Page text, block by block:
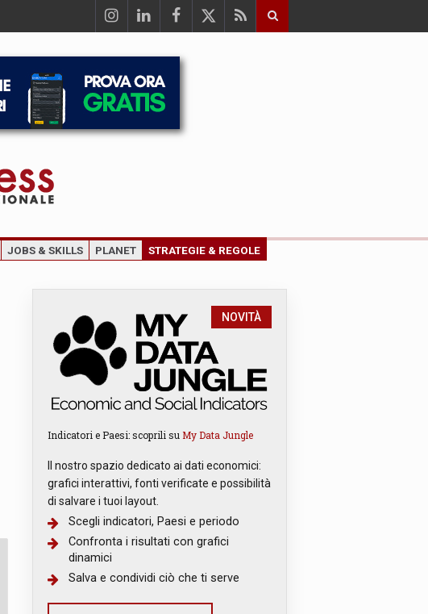
JOBS & SKILLS PLANET STRATEGIE & REGOLE
NOVITÀ
Indicatori e Paesi: scoprili su My Data Jungle
Il nostro spazio dedicato ai dati economici:
grafici interattivi, fonti verificate e possibilità
di salvare i tuoi layout.
Scegli indicatori, Paesi e periodo
Confronta i risultati con grafici
dinamici
Salva e condividi ciò che ti serve